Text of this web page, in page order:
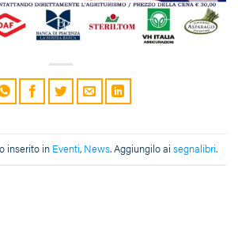
inserito in Eventi, News. Aggiungilo ai segnalibri.